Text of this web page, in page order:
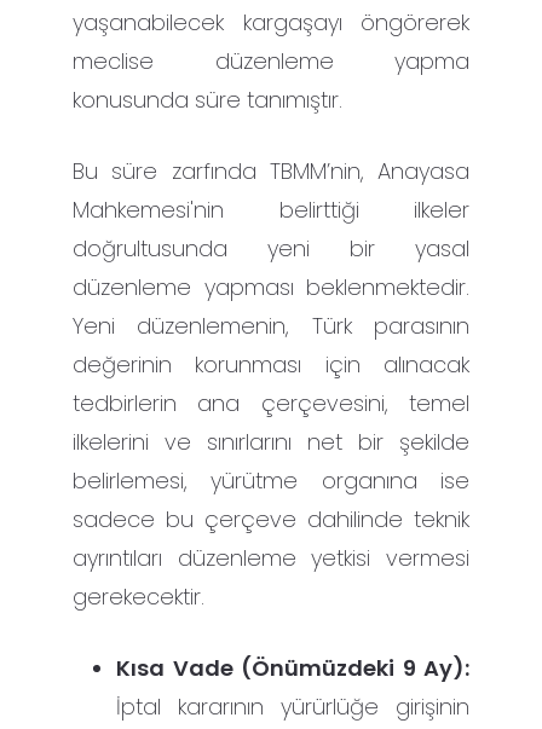
yaşanabilecek kargaşayı öngörerek
meclise düzenleme yapma
konusunda süre tanımıştır.
Bu süre zarfında TBMM’nin, Anayasa
Mahkemesi'nin belirttiği ilkeler
doğrultusunda yeni bir yasal
düzenleme yapması beklenmektedir.
Yeni düzenlemenin, Türk parasının
değerinin korunması için alınacak
tedbirlerin ana çerçevesini, temel
ilkelerini ve sınırlarını net bir şekilde
belirlemesi, yürütme organına ise
sadece bu çerçeve dahilinde teknik
ayrıntıları düzenleme yetkisi vermesi
gerekecektir.
Kısa Vade (Önümüzdeki 9 Ay):
İptal kararının yürürlüğe girişinin